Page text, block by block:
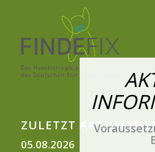
ZULETZT
05.08.2026